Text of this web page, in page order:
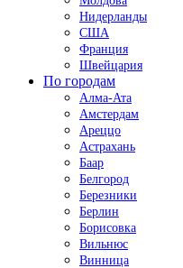
Нидерланды
США
Франция
Швейцария
По городам
Алма-Ата
Амстердам
Ареццо
Астрахань
Баар
Белгород
Березники
Берлин
Борисовка
Вильнюс
Винница